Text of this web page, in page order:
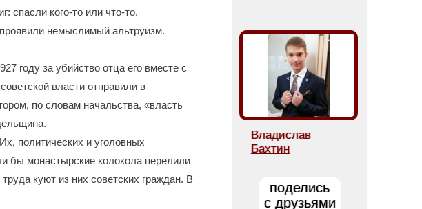
спасли кого-то или что-то,
немыслимый альтруизм.
году за убийство отца его вместе с
власти отправили в
по словам начальства, «власть
политических и уголовных
бы монастырские колокола перелили
куют из них советских граждан. В
Владислав
Бахтин
поделись
с друзьями